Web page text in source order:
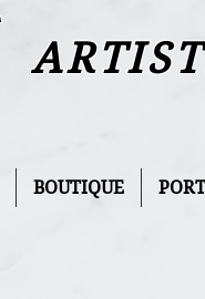
BOUTIQUE